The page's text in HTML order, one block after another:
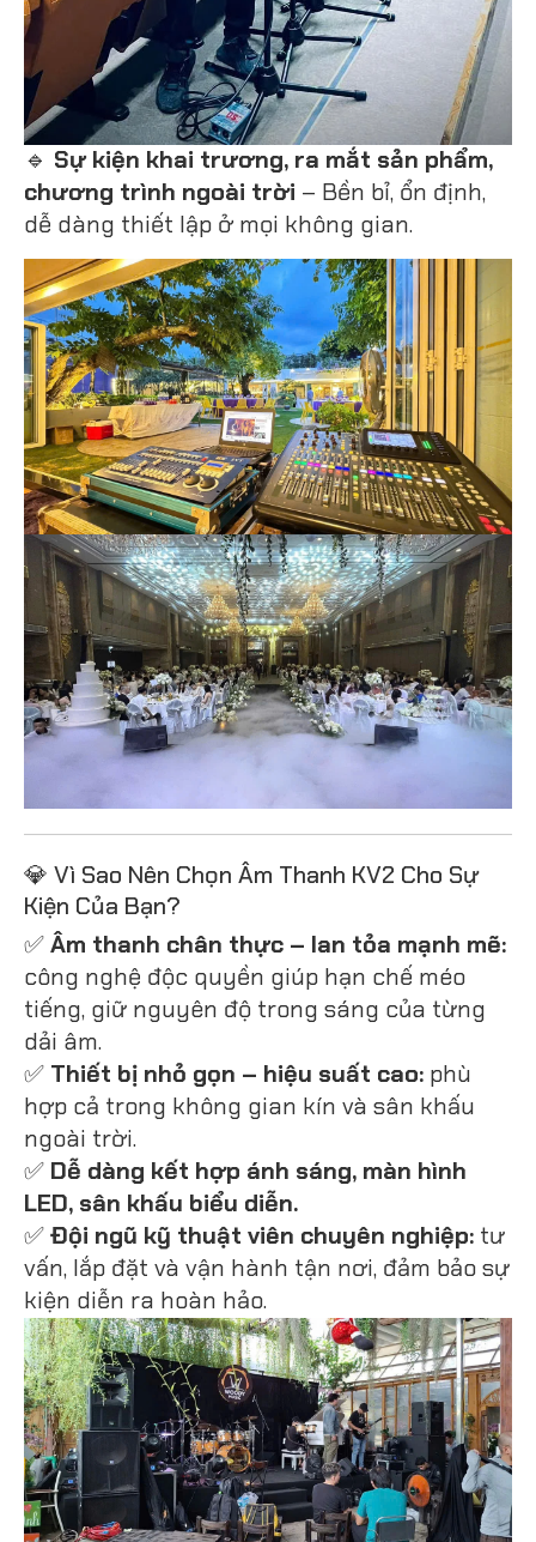
🔹 Sự kiện khai trương, ra mắt sản phẩm,
chương trình ngoài trời – Bền bỉ, ổn định,
dễ dàng thiết lập ở mọi không gian.
💎 Vì Sao Nên Chọn Âm Thanh KV2 Cho Sự
Kiện Của Bạn?
✅Âm thanh chân thực – lan tỏa mạnh mẽ:
công nghệ độc quyền giúp hạn chế méo
tiếng, giữ nguyên độ trong sáng của từng
dải âm.
✅ Thiết bị nhỏ gọn – hiệu suất cao: phù
hợp cả trong không gian kín và sân khấu
ngoài trời.
✅ Dễ dàng kết hợp ánh sáng, màn hình
LED, sân khấu biểu diễn.
✅Đội ngũ kỹ thuật viên chuyên nghiệp: tư
vấn, lắp đặt và vận hành tận nơi, đảm bảo sự
kiện diễn ra hoàn hảo.